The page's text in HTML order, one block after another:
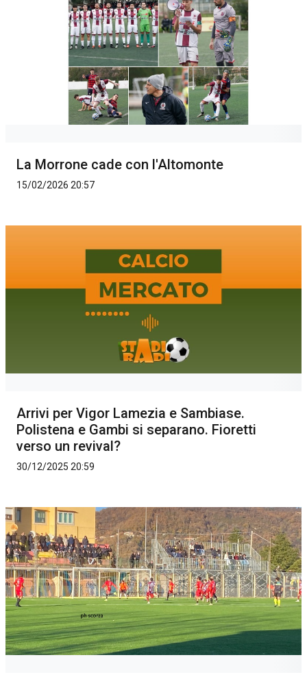
La Morrone cade con l'Altomonte
15/02/2026 20:57
Arrivi per Vigor Lamezia e Sambiase.
Polistena e Gambi si separano. Fioretti
verso un revival?
30/12/2025 20:59